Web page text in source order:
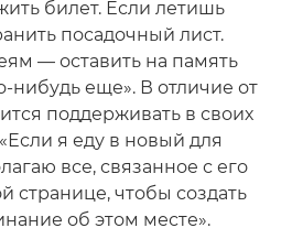
билет. Если летишь
посадочный лист.
— оставить на память
нибудь еще». В отличие от
поддерживать в своих
я еду в новый для
все, связанное с его
странице, чтобы создать
об этом месте».